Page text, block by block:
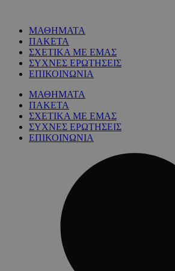
ΜΑΘΗΜΑΤΑ
ΠΑΚΕΤΑ
ΣΧΕΤΙΚΑ ΜΕ ΕΜΑΣ
ΣΥΧΝΕΣ ΕΡΩΤΗΣΕΙΣ
ΕΠΙΚΟΙΝΩΝΙΑ
ΜΑΘΗΜΑΤΑ
ΠΑΚΕΤΑ
ΣΧΕΤΙΚΑ ΜΕ ΕΜΑΣ
ΣΥΧΝΕΣ ΕΡΩΤΗΣΕΙΣ
ΕΠΙΚΟΙΝΩΝΙΑ